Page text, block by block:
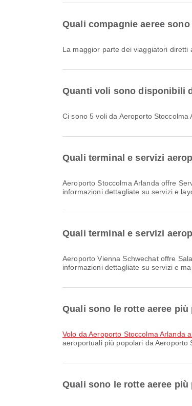
Quali compagnie aeree
La maggior parte dei viaggiatori
Quanti voli sono disponibili
Ci sono 5 voli da Aeroporto
Quali terminal e servizi
Aeroporto Stoccolma Arlanda offre Servizio di cambio valuta, Lounge, Negozio Duty Free e molti altri servizi per migliorare la tua esperienza di viaggio. Puoi consultare
informazioni dettagliate su servizi e
Quali terminal e servizi
Aeroporto Vienna Schwechat offre Sala nursery, Ristorazione, Clinica e Farmacie e molti altri servizi per migliorare la tua esperienza di viaggio. Puoi consultare
informazioni dettagliate su servizi e
Quali sono le rotte aeree
volo da Aeroporto Stoccolma Arlanda
aeroportuali più popolari da Aeroporto
Quali sono le rotte aeree